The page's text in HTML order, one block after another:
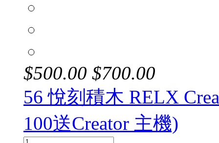
$500.00 $700.00
56 悅刻積木 RELX
100送Creator 主機)